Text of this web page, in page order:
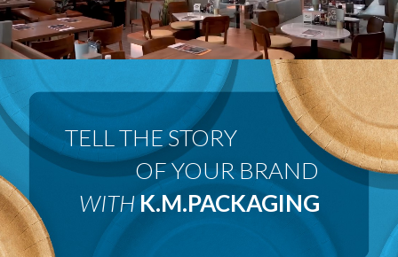
OF YOUR BRAND
WITHK.M.PACKAGING